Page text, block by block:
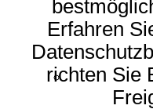
Erfahren
richten Sie